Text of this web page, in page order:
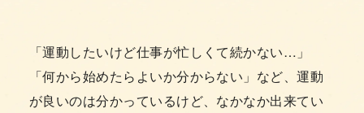
「運動したいけど仕事が忙しくて続かない…」
「何から始めたらよいか分からない」など、運動
が良いのは分かっているけど、なかなか出来てい